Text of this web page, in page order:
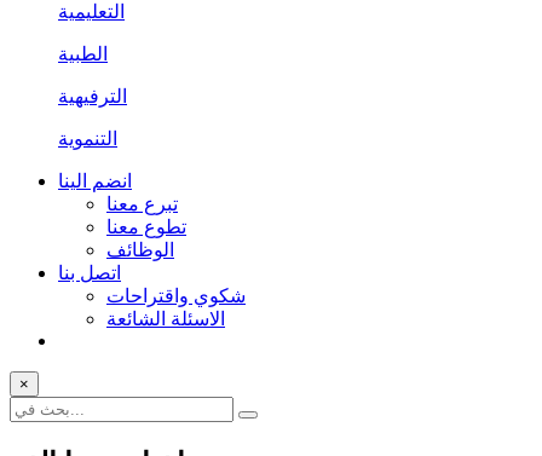
التعليمية
الطبية
الترفيهية
التنموية
انضم الينا
تبرع معنا
تطوع معنا
الوظائف
اتصل بنا
شكوي واقتراحات
الاسئلة الشائعة
×